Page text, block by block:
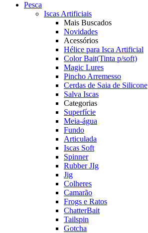
Pesca
Iscas Artificiais
Mais Buscados
Novidades
Acessórios
Hélice para Isca Artificial
Color Bait(Tinta p/soft)
Magic Lures
Pincho Arremesso
Cerdas de Saia de Silicone
Salva Iscas
Categorias
Superfície
Meia-água
Fundo
Articulada
Iscas Soft
Spinner
Rubber JIg
Jig
Colheres
Camarão
Frogs e Ratos
ChatterBait
Tailspin
Gotcha